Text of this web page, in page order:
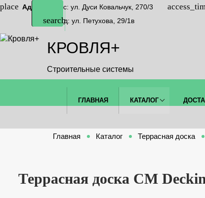
Адрес
Офис: ул. Дуси Ковальчук, 270/3
Склад: ул. Петухова, 29/1в
КРОВЛЯ+
Строительные системы
ГЛАВНАЯ КАТАЛОГ
Главная Каталог Террасная доска
Террасная доска CM